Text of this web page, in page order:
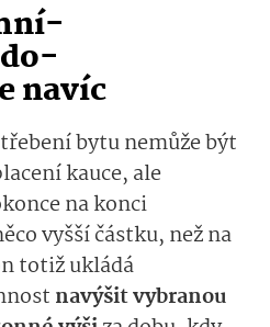
do­
navíc
bytu nemůže být
kauce, ale
na konci
vyš­ší částku, než na
totiž ukládá
navýšit vybranou